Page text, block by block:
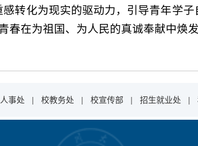
转化为现实的驱动力，引导青年学
春在为祖国、为人民的真诚奉献中焕
人事处 | 校教务处 | 校宣传部 | 招生就业处 |